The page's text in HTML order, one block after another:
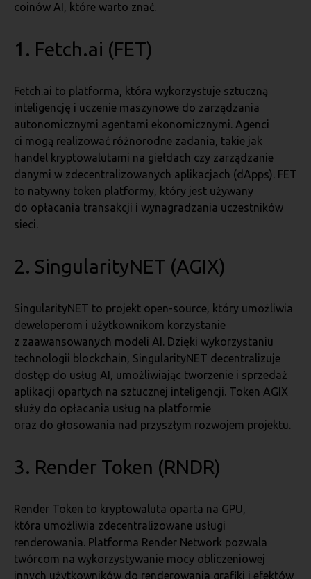
coinów AI, które warto znać.
1. Fetch.ai (FET)
Fetch.ai to platforma, która wykorzystuje sztuczną
inteligencję i uczenie maszynowe do zarządzania
autonomicznymi agentami ekonomicznymi. Agenci
ci mogą realizować różnorodne zadania, takie jak
handel kryptowalutami na giełdach czy zarządzanie
danymi w zdecentralizowanych aplikacjach (dApps). FET
to natywny token platformy, który jest używany
do opłacania transakcji i wynagradzania uczestników
sieci.
2. SingularityNET (AGIX)
SingularityNET to projekt open-source, który umożliwia
deweloperom i użytkownikom korzystanie
z zaawansowanych modeli AI. Dzięki wykorzystaniu
technologii blockchain, SingularityNET decentralizuje
dostęp do usług AI, umożliwiając tworzenie i sprzedaż
aplikacji opartych na sztucznej inteligencji. Token AGIX
służy do opłacania usług na platformie
oraz do głosowania nad przyszłym rozwojem projektu.
3. Render Token (RNDR)
Render Token to kryptowaluta oparta na GPU,
która umożliwia zdecentralizowane usługi
renderowania. Platforma Render Network pozwala
twórcom na wykorzystywanie mocy obliczeniowej
innych użytkowników do renderowania grafiki i efektów